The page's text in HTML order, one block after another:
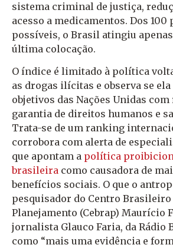
sistema criminal de justiça,
acesso a medicamentos. Dos 100
possíveis, o Brasil atingiu
última colocação.
O índice é limitado à política
as drogas ilícitas e observa se
objetivos das Nações Unidas com
garantia de direitos humanos e
Trata-se de um ranking
corrobora com alerta de
que apontam a política
brasileira como causadora de
benefícios sociais. O que o
pesquisador do Centro Brasileiro
Planejamento (Cebrap) Maurício
jornalista Glauco Faria, da Rádio
como “mais uma evidência e